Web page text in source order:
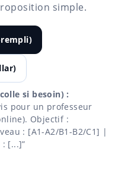
simple.
si besoin) :
pour un professeur
Objectif :
: [A1-A2/B1-B2/C1] |
[...]”